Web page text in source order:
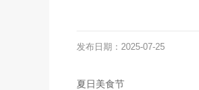
发布日期： 2025-07-25
夏日美食节